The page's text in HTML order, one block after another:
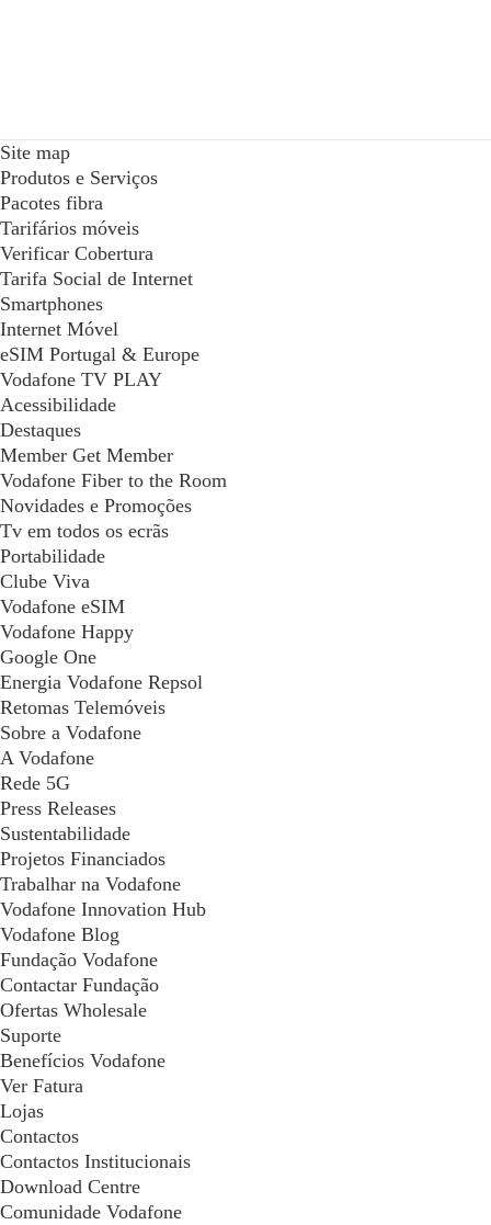
Site map
Produtos e Serviços
Pacotes fibra
Tarifários móveis
Verificar Cobertura
Tarifa Social de Internet
Smartphones
Internet Móvel
eSIM Portugal & Europe
Vodafone TV PLAY
Acessibilidade
Destaques
Member Get Member
Vodafone Fiber to the Room
Novidades e Promoções
Tv em todos os ecrãs
Portabilidade
Clube Viva
Vodafone eSIM
Vodafone Happy
Google One
Energia Vodafone Repsol
Retomas Telemóveis
Sobre a Vodafone
A Vodafone
Rede 5G
Press Releases
Sustentabilidade
Projetos Financiados
Trabalhar na Vodafone
Vodafone Innovation Hub
Vodafone Blog
Fundação Vodafone
Contactar Fundação
Ofertas Wholesale
Suporte
Benefícios Vodafone
Ver Fatura
Lojas
Contactos
Contactos Institucionais
Download Centre
Comunidade Vodafone